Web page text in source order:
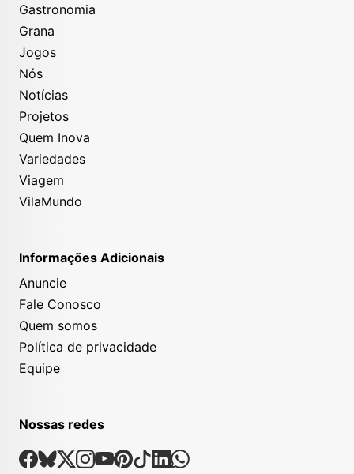
Gastronomia
Grana
Jogos
Nós
Notícias
Projetos
Quem Inova
Variedades
Viagem
VilaMundo
Informações Adicionais
Anuncie
Fale Conosco
Quem somos
Política de privacidade
Equipe
Nossas redes
Nossas Redes Sociais
Facebook
Bsky
X Instagram
Youtube
Pinterest
TiktokLinkedin
Whatsapp